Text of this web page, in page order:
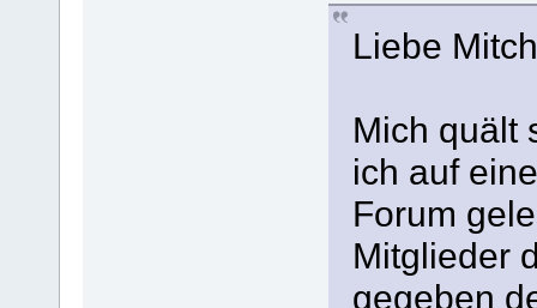
Liebe
Mich quält
ich auf
Forum
Mitglieder
gegeben